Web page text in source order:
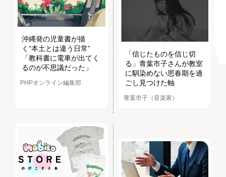
沖縄発の児童書が描
く“本土とは違う日常”
「教科書に電車が出てく
るのが不思議だった」
PHPオンライン編集部
「信じたものを信じ切
る」青葉市子さんが教室
に馴染めない思春期を過
ごし見つけた軸
青葉市子（音楽家）